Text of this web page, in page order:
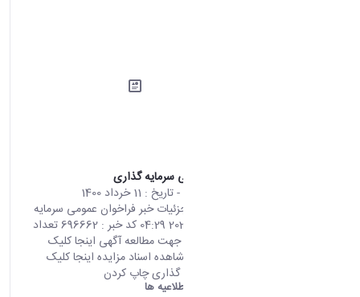
فراخوان عمومی سرمایه گذاری
- تاریخ : 11 خرداد 1400
صفحه اصلی جزئیات خبر فراخوان عمومی سرمایه
گذاری 01 06 2021 04:29 کد خبر : 696662 تعداد
بازدید : 7597 جهت مطالعه آگهی اینجا کلیک
نمایید جهت مشاهده اسناد مزایده اینجا کلیک
نمایید اشتراک گذاری چاپ کردن
اطلاعیه ها